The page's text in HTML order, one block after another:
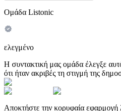
Ομάδα Listonic
ελεγμένο
Η συντακτική μας ομάδα έλεγξε
ότι ήταν ακριβές τη στιγμή της
Αποκτήστε την κορυφαία εφαρμογή